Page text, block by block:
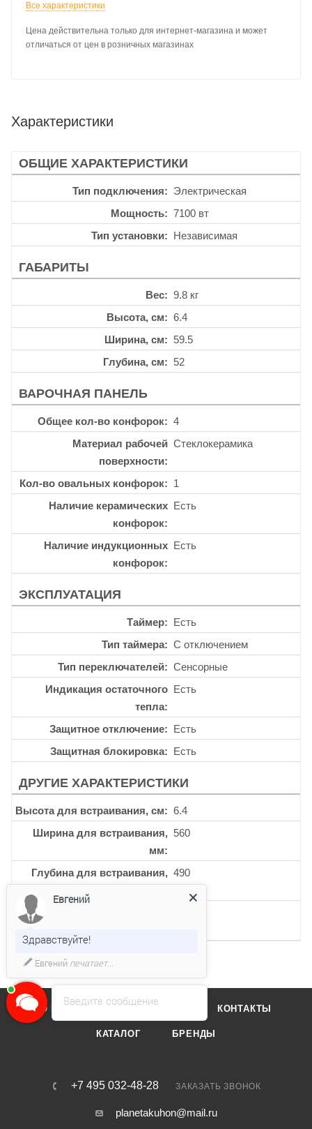
Все характеристики
Цена действительна только для интернет-магазина и может
отличаться от цен в розничных магазинах
Характеристики
ОБЩИЕ ХАРАКТЕРИСТИКИ
Тип подключения
Электрическая
Мощность
7100 вт
Тип установки
Независимая
ГАБАРИТЫ
Вес
9.8 кг
Высота, см
6.4
Ширина, см
59.5
Глубина, см
52
ВАРОЧНАЯ ПАНЕЛЬ
Общее кол-во конфорок
4
Материал рабочей
поверхности
Стеклокерамика
Кол-во овальных конфорок
1
Наличие керамических
конфорок
Есть
Наличие индукционных
конфорок
Есть
ЭКСПЛУАТАЦИЯ
Таймер
Есть
Тип таймера
С отключением
Тип переключателей
Сенсорные
Индикация остаточного
тепла
Есть
Защитное отключение
Есть
Защитная блокировка
Есть
ДРУГИЕ ХАРАКТЕРИСТИКИ
Высота для встраивания, см
6.4
Ширина для встраивания,
мм
560
Глубина для встраивания, 490
О КОМПАНИИ КОНТАКТЫ
КАТАЛОГ БРЕНДЫ
+7 495 032-48-28 ЗАКАЗАТЬ ЗВОНОК
planetakuhon@mail.ru
Введите сообщение
Евгений
Здравствуйте!
Евгенийпечатает...